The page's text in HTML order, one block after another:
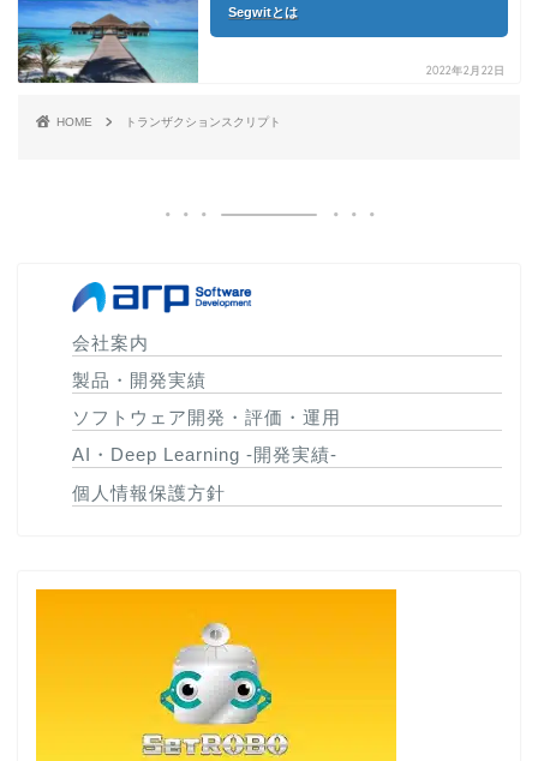
Segwitとは
2022年2月22日
HOME トランザクションスクリプト
会社案内
製品・開発実績
ソフトウェア開発・評価・運用
AI・Deep Learning -開発実績-
個人情報保護方針